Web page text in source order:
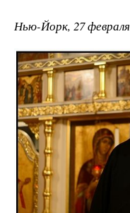
Нью-Йорк, 27 февраля